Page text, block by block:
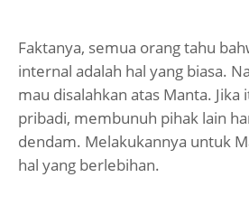
Faktanya, semua orang tahu
internal adalah hal yang biasa.
mau disalahkan atas Manta. Jika
pribadi, membunuh pihak lain
dendam. Melakukannya untuk
hal yang berlebihan.